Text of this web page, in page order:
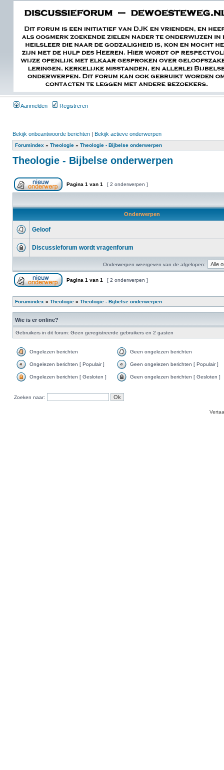
Aanmelden Registreren
Bekijk onbeantwoorde berichten | Bekijk actieve onderwerpen
Forumindex » Theologie » Theologie - Bijbelse onderwerpen
Theologie - Bijbelse onderwerpen
Pagina 1 van 1 [ 2 onderwerpen ]
Onderwerpen
Geloof
Discussieforum wordt vragenforum
Onderwerpen weergeven van de afgelopen:
Pagina 1 van 1 [ 2 onderwerpen ]
Forumindex » Theologie » Theologie - Bijbelse onderwerpen
Wie is er online?
Gebruikers in dit forum: Geen geregistreerde gebruikers en 2 gasten
Ongelezen berichten Geen ongelezen berichten
Ongelezen berichten [ Populair ] Geen ongelezen berichten [ Populair ]
Ongelezen berichten [ Gesloten ] Geen ongelezen berichten [ Gesloten ]
Zoeken naar: